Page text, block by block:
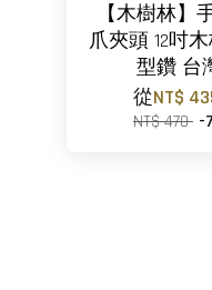
【木樹林】
爪夾頭 12吋
型鑽 台
從NT$
NT$ 470 -